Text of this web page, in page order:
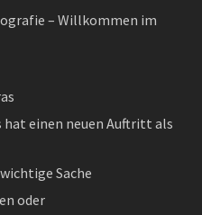
– Willkommen im
hat einen neuen Auftritt als
Sache
oder